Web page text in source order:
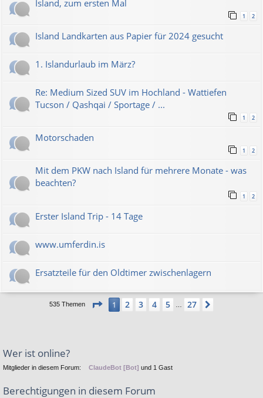
Island, zum ersten Mal
1 2
Island Landkarten aus Papier für 2024 gesucht
1. Islandurlaub im März?
Re: Medium Sized SUV im Hochland - Wattiefen
Tucson / Qashqai / Sportage / ...
1 2
Motorschaden
1 2
Mit dem PKW nach Island für mehrere Monate - was
beachten?
1 2
Erster Island Trip - 14 Tage
www.umferdin.is
Ersatzteile für den Oldtimer zwischenlagern
535 Themen Seite 1 von 27
1 2 3 4 5 27
Wer ist online?
Mitglieder in diesem Forum: ClaudeBot [Bot] und 1 Gast
Berechtigungen in diesem Forum